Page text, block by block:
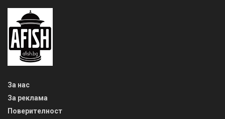
За нас
За реклама
Поверителност